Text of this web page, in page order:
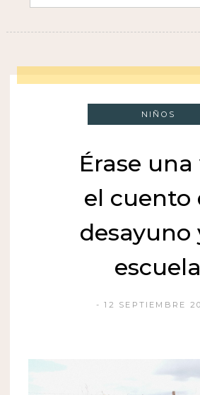
NIÑOS
Érase una
el cuento
desayuno
escuela
12 SEPTIEMBRE